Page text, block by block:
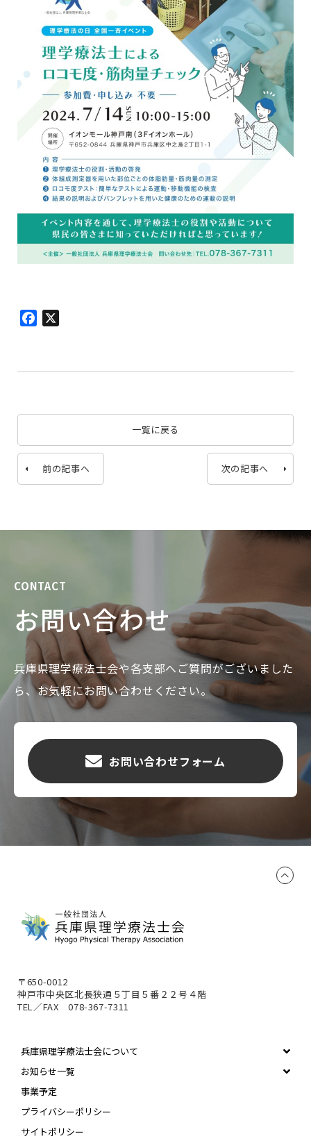
Facebook
一覧に戻る
前の記事へ 次の記事へ
CONTACT
お問い合わせ
兵庫県理学療法士会や各支部へご質問がございました
ら、お気軽にお問い合わせください。
お問い合わせフォーム
〒650-0012
神戸市中央区北長狭通５丁目５番２２号４階
TEL／FAX 078-367-7311
兵庫県理学療法士会について
お知らせ一覧
事業予定
プライバシーポリシー
サイトポリシー